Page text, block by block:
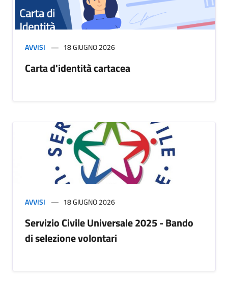
AVVISI 18 GIUGNO 2026
Carta d'identità cartacea
AVVISI 18 GIUGNO 2026
Servizio Civile Universale 2025 - Bando
di selezione volontari